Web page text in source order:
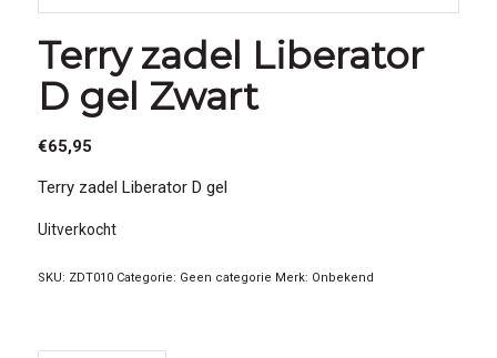
Terry zadel Liberator
D gel Zwart
€65,95
Terry zadel Liberator D gel
Uitverkocht
SKU: ZDT010 Categorie: Geen categorie Merk: Onbekend